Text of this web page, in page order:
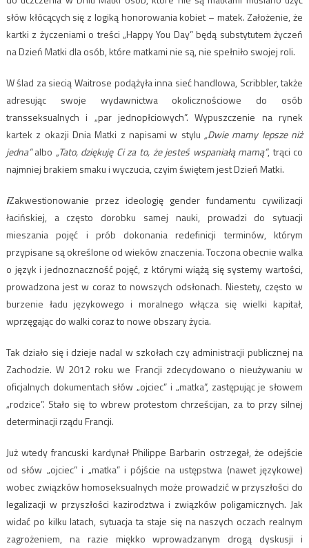
słów kłócących się z logiką honorowania kobiet – matek. Założenie, że
kartki z życzeniami o treści „Happy You Day” będą substytutem życzeń
na Dzień Matki dla osób, które matkami nie są, nie spełniło swojej roli.
W ślad za siecią Waitrose podążyła inna sieć handlowa, Scribbler, także
adresując swoje wydawnictwa okolicznościowe do osób
transseksualnych i „par jednopłciowych”. Wypuszczenie na rynek
kartek z okazji Dnia Matki z napisami w stylu„Dwie mamy lepsze niż
jedna”albo „Tato, dziękuję Ci za to, że jesteś wspaniałą mamą”, trąci co
najmniej brakiem smaku i wyczucia, czyim świętem jest Dzień Matki.
iZakwestionowanie przez ideologię gender fundamentu cywilizacji
łacińskiej, a często dorobku samej nauki, prowadzi do sytuacji
mieszania pojęć i prób dokonania redefinicji terminów, którym
przypisane są określone od wieków znaczenia. Toczona obecnie walka
o język i jednoznaczność pojęć, z którymi wiążą się systemy wartości,
prowadzona jest w coraz to nowszych odsłonach. Niestety, często w
burzenie ładu językowego i moralnego włącza się wielki kapitał,
wprzęgając do walki coraz to nowe obszary życia.
Tak działo się i dzieje nadal w szkołach czy administracji publicznej na
Zachodzie. W 2012 roku we Francji zdecydowano o nieużywaniu w
oficjalnych dokumentach słów „ojciec” i „matka”, zastępując je słowem
„rodzice”. Stało się to wbrew protestom chrześcijan, za to przy silnej
determinacji rządu Francji.
Już wtedy francuski kardynał Philippe Barbarin ostrzegał, że odejście
od słów „ojciec” i „matka” i pójście na ustępstwa (nawet językowe)
wobec związków homoseksualnych może prowadzić w przyszłości do
legalizacji w przyszłości kazirodztwa i związków poligamicznych. Jak
widać po kilku latach, sytuacja ta staje się na naszych oczach realnym
zagrożeniem, na razie miękko wprowadzanym drogą dyskusji i